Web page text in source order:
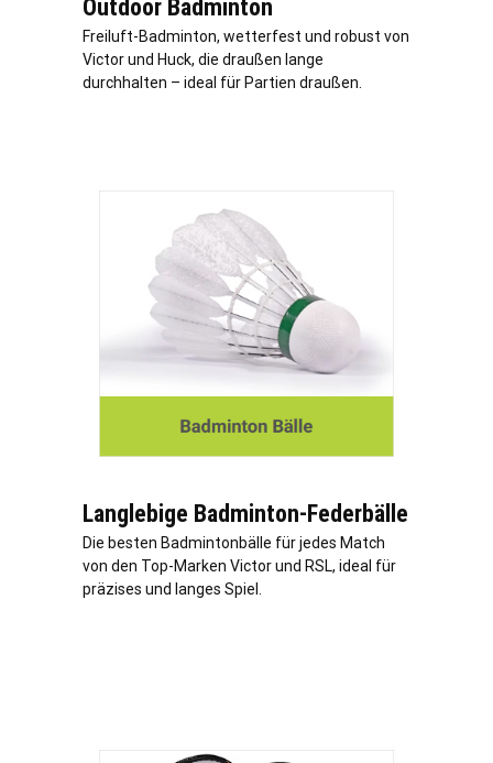
Outdoor Badminton
Freiluft-Badminton, wetterfest und robust von
Victor und Huck, die draußen lange
durchhalten – ideal für Partien draußen.
Langlebige Badminton-Federbälle
Die besten Badmintonbälle für jedes Match
von den Top-Marken Victor und RSL, ideal für
präzises und langes Spiel.